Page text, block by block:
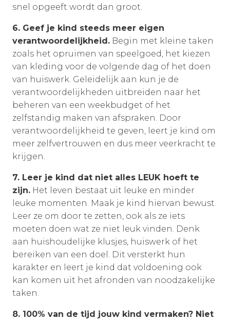
snel opgeeft wordt dan groot.
6. Geef je kind steeds meer eigen
verantwoordelijkheid. Begin met kleine taken
zoals het opruimen van speelgoed, het kiezen
van kleding voor de volgende dag of het doen
van huiswerk. Geleidelijk aan kun je de
verantwoordelijkheden uitbreiden naar het
beheren van een weekbudget of het
zelfstandig maken van afspraken. Door
verantwoordelijkheid te geven, leert je kind om
meer zelfvertrouwen en dus meer veerkracht te
krijgen.
7. Leer je kind dat niet alles LEUK hoeft te
zijn. Het leven bestaat uit leuke en minder
leuke momenten. Maak je kind hiervan bewust.
Leer ze om door te zetten, ook als ze iets
moeten doen wat ze niet leuk vinden. Denk
aan huishoudelijke klusjes, huiswerk of het
bereiken van een doel. Dit versterkt hun
karakter en leert je kind dat voldoening ook
kan komen uit het afronden van noodzakelijke
taken.
8. 100% van de tijd jouw kind vermaken? Niet